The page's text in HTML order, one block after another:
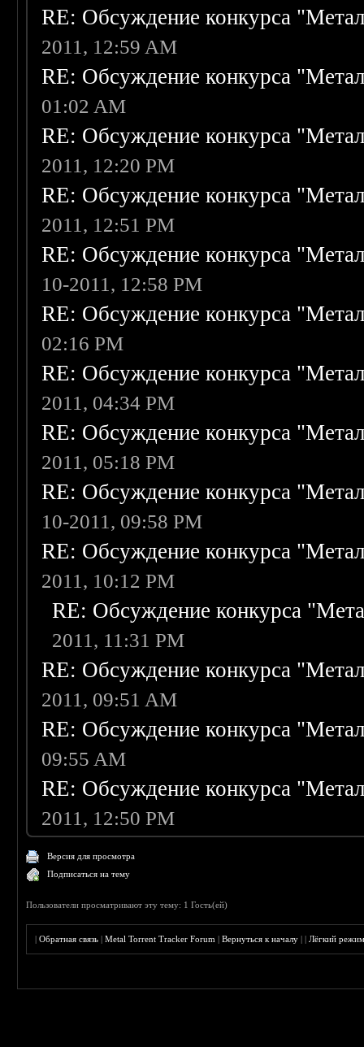
RE: Обсуждение конкурса
2011, 12:59 AM
RE: Обсуждение конкурса
01:02 AM
RE: Обсуждение конкурса
2011, 12:20 PM
RE: Обсуждение конкурса
2011, 12:51 PM
RE: Обсуждение конкурса
10-2011, 12:58 PM
RE: Обсуждение конкурса
02:16 PM
RE: Обсуждение конкурса
2011, 04:34 PM
RE: Обсуждение конкурса
2011, 05:18 PM
RE: Обсуждение конкурса
10-2011, 09:58 PM
RE: Обсуждение конкурса
2011, 10:12 PM
RE: Обсуждение конкурса
2011, 11:31 PM
RE: Обсуждение конкурса
2011, 09:51 AM
RE: Обсуждение конкурса
09:55 AM
RE: Обсуждение конкурса
2011, 12:50 PM
Версия для просмотра
Подписаться на тему
Пользователи просматривают эту тему: 1 Гость(ей)
|Обратная связь |Metal Torrent Tracker Forum |Вернуться к началу ||Лёгкий